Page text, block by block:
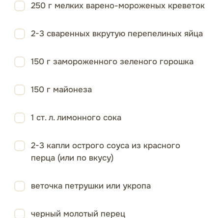
250 г мелких варено-мороженых креветок
2-3 сваренных вкрутую перепелиных яйца
150 г замороженного зеленого горошка
150 г майонеза
1 ст. л. лимонного сока
2-3 капли острого соуса из красного
перца (или по вкусу)
веточка петрушки или укропа
черный молотый перец